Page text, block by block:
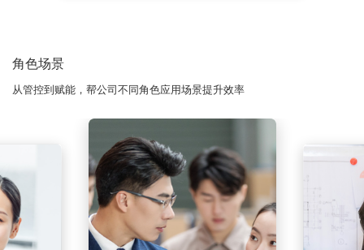
角色场景
从管控到赋能，帮公司不同角色应用场景提升效率